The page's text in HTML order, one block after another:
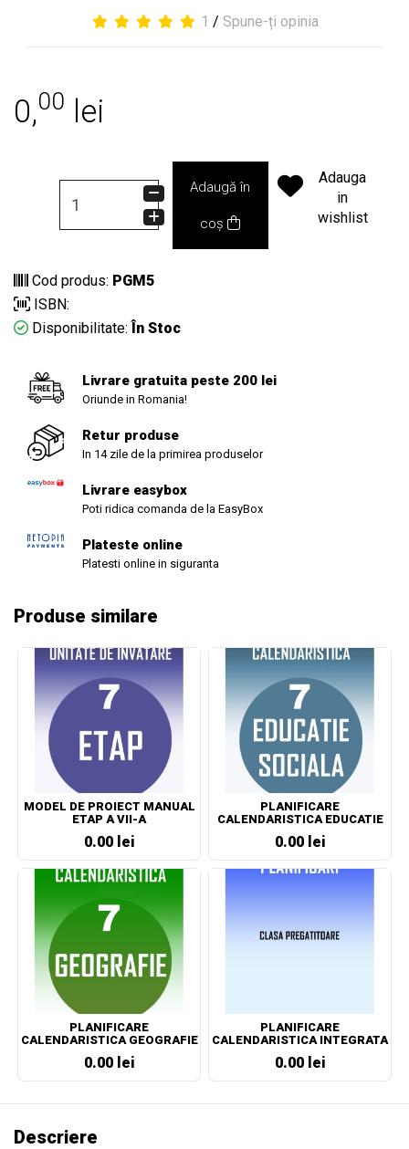
1 / Spune-ți opinia
0,00 lei
Adaugă în
coș
Adauga
in
wishlist
Cod produs: PGM5
ISBN:
Disponibilitate: În Stoc
Livrare gratuita peste 200 lei
Oriunde in Romania!
Retur produse
In 14 zile de la primirea produselor
Livrare easybox
Poti ridica comanda de la EasyBox
Plateste online
Platesti online in siguranta
Produse similare
MODEL DE PROIECT MANUAL
ETAP A VII-A
0.00 lei
PLANIFICARE
CALENDARISTICA EDUCATIE
0.00 lei
PLANIFICARE
CALENDARISTICA GEOGRAFIE
0.00 lei
PLANIFICARE
CALENDARISTICA INTEGRATA
0.00 lei
Descriere